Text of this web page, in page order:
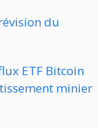
du
ETF Bitcoin
minier